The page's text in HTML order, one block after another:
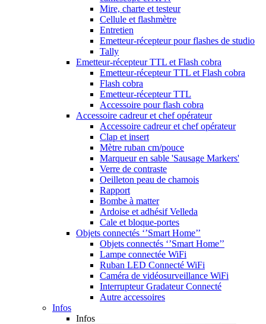
Mire, charte et testeur
Cellule et flashmètre
Entretien
Emetteur-récepteur pour flashes de studio
Tally
Emetteur-récepteur TTL et Flash cobra
Emetteur-récepteur TTL et Flash cobra
Flash cobra
Emetteur-récepteur TTL
Accessoire pour flash cobra
Accessoire cadreur et chef opérateur
Accessoire cadreur et chef opérateur
Clap et insert
Mètre ruban cm/pouce
Marqueur en sable 'Sausage Markers'
Verre de contraste
Oeilleton peau de chamois
Rapport
Bombe à matter
Ardoise et adhésif Velleda
Cale et bloque-portes
Objets connectés ‘’Smart Home’’
Objets connectés ‘’Smart Home’’
Lampe connectée WiFi
Ruban LED Connecté WiFi
Caméra de vidéosurveillance WiFi
Interrupteur Gradateur Connecté
Autre accessoires
Infos
Infos